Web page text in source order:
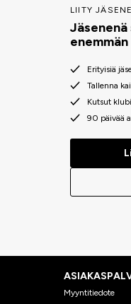
LIITY
Erityisiä
Tallenna
Kutsut
90 päivää
Myyntitiedote